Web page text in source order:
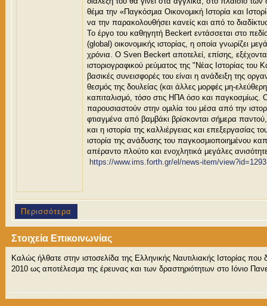
θέμα την «Παγκόσμια Οικονομική Ιστορία και
να την παρακολουθήσει κανείς και από το
Το έργο του καθηγητή Beckert εντάσσεται στο
(global) οικονομικής ιστορίας, η οποία γνωρίζει
χρόνια. Ο Sven Beckert αποτελεί, επίσης,
ιστοριογραφικού ρεύματος της "Νέας Ιστορίας του
βασικές συνεισφορές του είναι η ανάδειξη της
θεσμός της δουλείας (και άλλες μορφές μη-
καπιταλισμό, τόσο στις ΗΠΑ όσο και παγκοσμίως.
παρουσιαστούν στην ομιλία του μέσα από την
φτιαγμένα από βαμβάκι βρίσκονται σήμερα
και η ιστορία της καλλιέργειας και επεξεργασίας
ιστορία της ανάδυσης του παγκοσμιοποιημένου
απέραντο πλούτο και ενοχλητικά μεγάλες
https://www.ims.forth.gr/el/news-item/view?id=1293
Περισσότερα
Στοιχεία Επικοινωνίας
Καλώς ήλθατε στην ιστοσελίδα της Ελληνικής Ναυτιλιακής Ιστορίας που
2010 ως αποτέλεσμα της έρευνας και των δραστηριότητων στο Ιόνιο